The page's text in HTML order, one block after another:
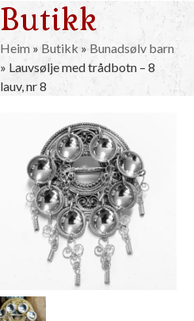
Butikk
Heim » Butikk» Bunadsølv barn
» Lauvsølje med trådbotn – 8
lauv, nr 8